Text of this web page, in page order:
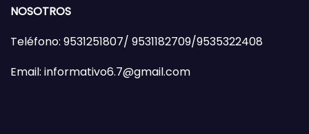
NOSOTROS
Teléfono: 9531251807/ 9531182709/9535322408
Email: informativo6.7@gmail.com